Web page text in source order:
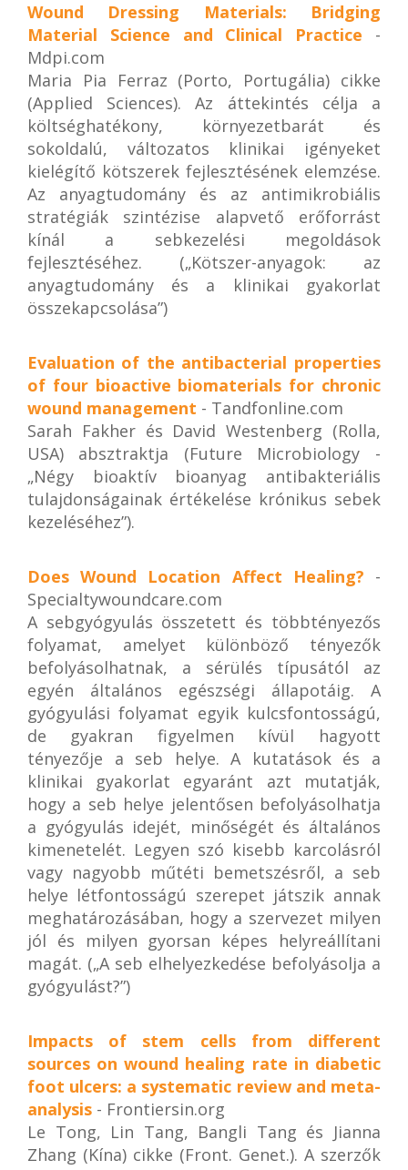
Wound Dressing Materials: Bridging
Material Science and Clinical Practice -
Mdpi.com
Maria Pia Ferraz (Porto, Portugália) cikke
(Applied Sciences). Az áttekintés célja a
költséghatékony, környezetbarát és
sokoldalú, változatos klinikai igényeket
kielégítő kötszerek fejlesztésének elemzése.
Az anyagtudomány és az antimikrobiális
stratégiák szintézise alapvető erőforrást
kínál a sebkezelési megoldások
fejlesztéséhez. („Kötszer-anyagok: az
anyagtudomány és a klinikai gyakorlat
összekapcsolása”)
Evaluation of the antibacterial properties
of four bioactive biomaterials for chronic
wound management - Tandfonline.com
Sarah Fakher és David Westenberg (Rolla,
USA) absztraktja (Future Microbiology -
„Négy bioaktív bioanyag antibakteriális
tulajdonságainak értékelése krónikus sebek
kezeléséhez”).
Does Wound Location Affect Healing? -
Specialtywoundcare.com
A sebgyógyulás összetett és többtényezős
folyamat, amelyet különböző tényezők
befolyásolhatnak, a sérülés típusától az
egyén általános egészségi állapotáig. A
gyógyulási folyamat egyik kulcsfontosságú,
de gyakran figyelmen kívül hagyott
tényezője a seb helye. A kutatások és a
klinikai gyakorlat egyaránt azt mutatják,
hogy a seb helye jelentősen befolyásolhatja
a gyógyulás idejét, minőségét és általános
kimenetelét. Legyen szó kisebb karcolásról
vagy nagyobb műtéti bemetszésről, a seb
helye létfontosságú szerepet játszik annak
meghatározásában, hogy a szervezet milyen
jól és milyen gyorsan képes helyreállítani
magát. („A seb elhelyezkedése befolyásolja a
gyógyulást?”)
Impacts of stem cells from different
sources on wound healing rate in diabetic
foot ulcers: a systematic review and meta-
analysis - Frontiersin.org
Le Tong, Lin Tang, Bangli Tang és Jianna
Zhang (Kína) cikke (Front. Genet.). A szerzők